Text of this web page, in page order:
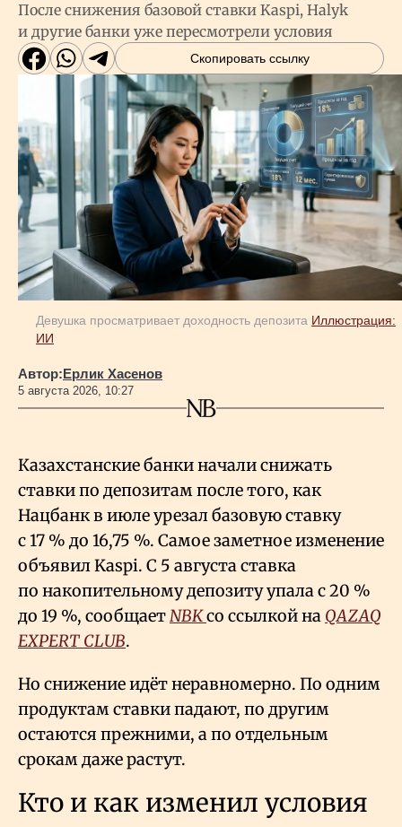
После снижения базовой ставки Kaspi, Halyk
и другие банки уже пересмотрели условия
Скопировать ссылку
Девушка просматривает доходность депозита Иллюстрация:
ИИ
Автор:Ерлик Хасенов
5 августа 2026, 10:27
Казахстанские банки начали снижать
ставки по депозитам после того, как
Нацбанк в июле урезал базовую ставку
с 17 % до 16,75 %. Самое заметное изменение
объявил Kaspi. С 5 августа ставка
по накопительному депозиту упала с 20 %
до 19 %, сообщаетNBKсо ссылкой на QAZAQ
EXPERT CLUB.
Но снижение идёт неравномерно. По одним
продуктам ставки падают, по другим
остаются прежними, а по отдельным
срокам даже растут.
Кто и как изменил условия